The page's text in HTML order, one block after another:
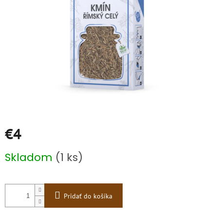
€4
cena:
Skladom (1 ks)
Pridať do košíka